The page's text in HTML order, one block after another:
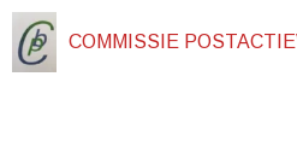
Ga
direct